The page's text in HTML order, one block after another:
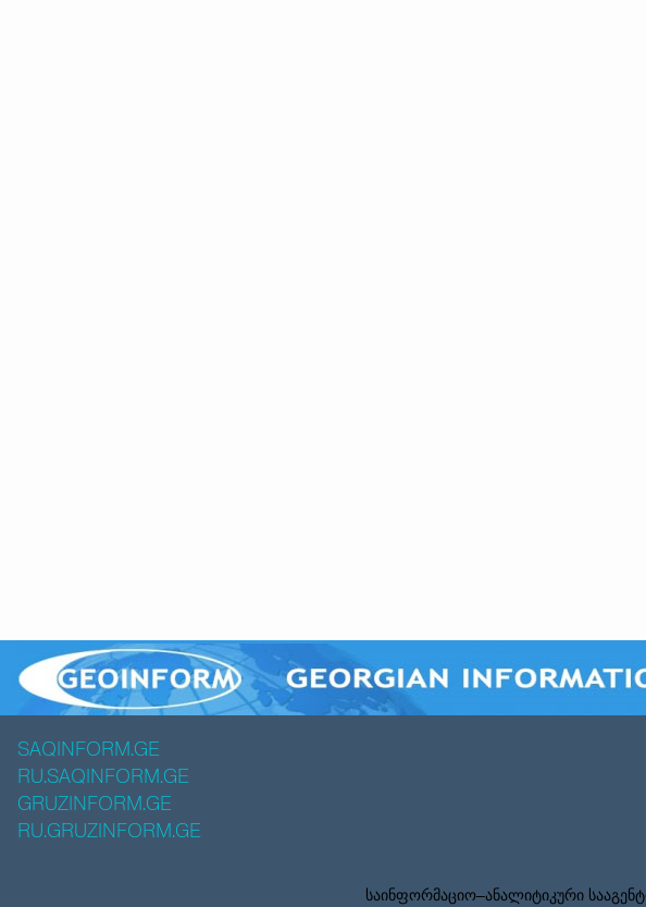
SAQINFORM.GE
RU.SAQINFORM.GE
GRUZINFORM.GE
RU.GRUZINFORM.GE
საინფორმაციო–ანალიტიკური